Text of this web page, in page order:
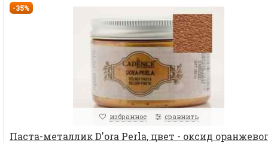
-35%
избранное сравнить
Паста-металлик D'ora Perla, цвет - оксид